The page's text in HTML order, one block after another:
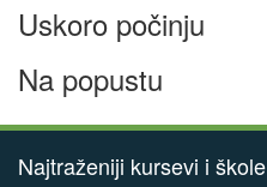
Uskoro počinju
Na popustu
Najtraženiji kursevi i škole